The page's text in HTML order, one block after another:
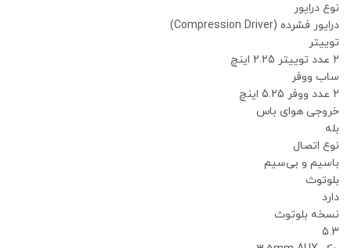
نوع درایور
درایور فشرده (Compression Driver)
توییتر
2 عدد توییتر 2.25 اینچ
ساب ووفر
2 عدد ووفر 5.25 اینچ
خروجی هوای باس
بله
نوع اتصال
باسیم و بی‌سیم
بلوتوث
دارد
نسخه بلوتوث
5.3